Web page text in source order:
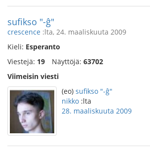
sufikso "-ĝ"
crescence :lta, 24. maaliskuuta 2009
Kieli: Esperanto
Viestejä: 19 Näyttöjä: 63702
Viimeisin viesti
(eo) sufikso "-ĝ"
nikko :lta
28. maaliskuuta 2009